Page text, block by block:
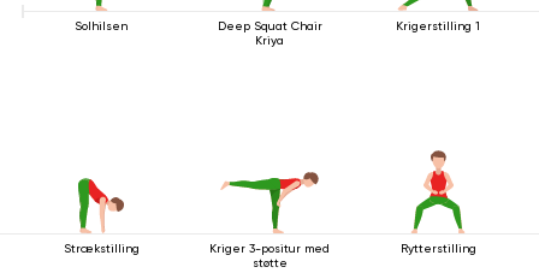
Solhilsen
Deep Squat Chair
Kriya
Krigerstilling 1
Strækstilling
Kriger 3-positur med
støtte
Rytterstilling